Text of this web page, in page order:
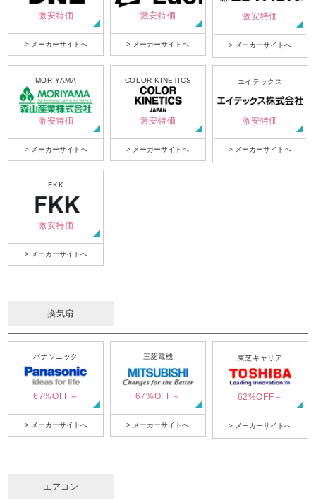
激安特価
> メーカーサイトへ
激安特価
> メーカーサイトへ
激安特価
> メーカーサイトへ
MORIYAMA
激安特価
> メーカーサイトへ
COLOR KINETICS
激安特価
> メーカーサイトへ
エイテックス
激安特価
> メーカーサイトへ
FKK
激安特価
> メーカーサイトへ
換気扇
パナソニック
67%OFF～
> メーカーサイトへ
三菱電機
67%OFF～
> メーカーサイトへ
東芝キャリア
62%OFF～
> メーカーサイトへ
エアコン